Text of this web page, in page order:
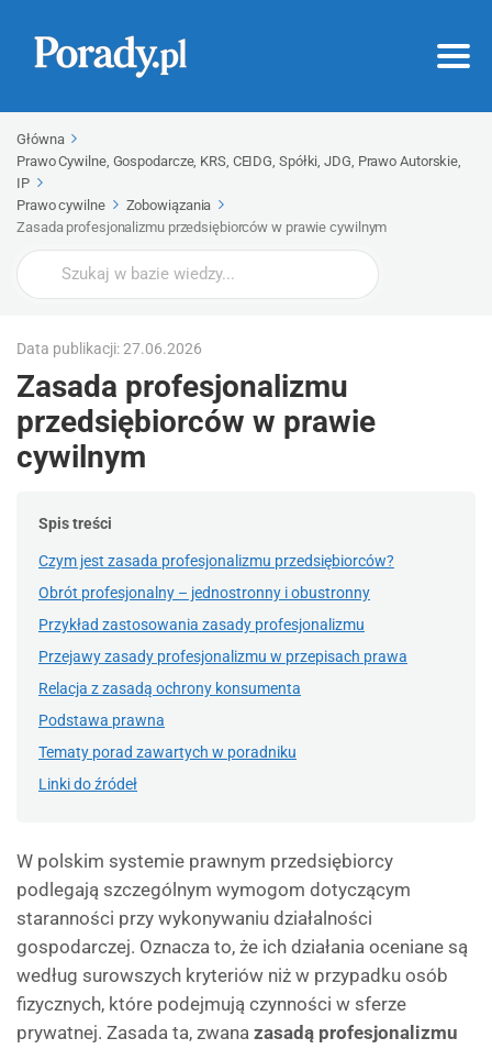
Główna
Prawo Cywilne, Gospodarcze, KRS, CEIDG, Spółki, JDG, Prawo Autorskie,
IP
Prawo cywilne
Zobowiązania
Zasada profesjonalizmu przedsiębiorców w prawie cywilnym
Wyszukaj
Data publikacji: 27.06.2026
Zasada profesjonalizmu
przedsiębiorców w prawie
cywilnym
Spis treści
Czym jest zasada profesjonalizmu przedsiębiorców?
Obrót profesjonalny – jednostronny i obustronny
Przykład zastosowania zasady profesjonalizmu
Przejawy zasady profesjonalizmu w przepisach prawa
Relacja z zasadą ochrony konsumenta
Podstawa prawna
Tematy porad zawartych w poradniku
Linki do źródeł
W polskim systemie prawnym przedsiębiorcy
podlegają szczególnym wymogom dotyczącym
staranności przy wykonywaniu działalności
gospodarczej. Oznacza to, że ich działania oceniane są
według surowszych kryteriów niż w przypadku osób
fizycznych, które podejmują czynności w sferze
prywatnej. Zasada ta, zwana zasadą profesjonalizmu